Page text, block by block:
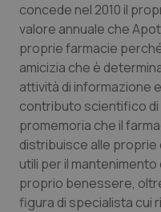
Piemonte
Provincia
Provincia
Puglia
Sardegna
HIV
Infezioni &
Ipertensione &
Malattie rare
Malattia di
concede nel 2010 il
valore annuale che
proprie farmacie perché
amicizia che è
attività di informazione
contributo scientifico di
promemoria che il
distribuisce alle
utili per il
proprio benessere,
figura di specialista cui